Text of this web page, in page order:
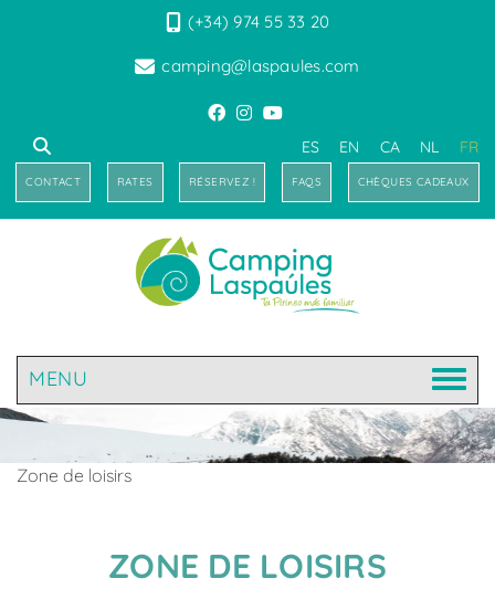
(+34) 974 55 33 20
camping@laspaules.com
ES EN CA NL FR
CONTACT RATES RÉSERVEZ ! FAQS CHÈQUES CADEAUX
MENU
Zone de loisirs
ZONE DE LOISIRS